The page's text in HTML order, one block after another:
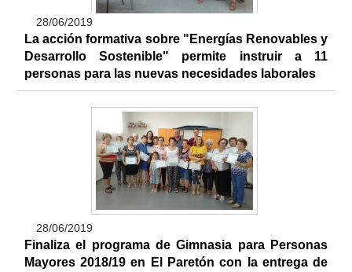
28/06/2019
La acción formativa sobre "Energías Renovables y
Desarrollo Sostenible" permite instruir a 11
personas para las nuevas necesidades laborales
28/06/2019
Finaliza el programa de Gimnasia para Personas
Mayores 2018/19 en El Paretón con la entrega de